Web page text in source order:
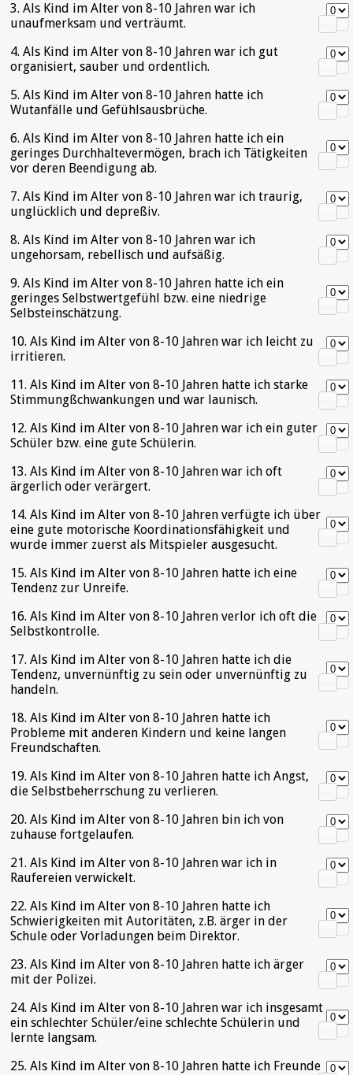
3. Als Kind im Alter von 8-10 Jahren war ich
unaufmerksam und verträumt.
4. Als Kind im Alter von 8-10 Jahren war ich gut
organisiert, sauber und ordentlich.
5. Als Kind im Alter von 8-10 Jahren hatte ich
Wutanfälle und Gefühlsausbrüche.
6. Als Kind im Alter von 8-10 Jahren hatte ich ein
geringes Durchhaltevermögen, brach ich Tätigkeiten
vor deren Beendigung ab.
7. Als Kind im Alter von 8-10 Jahren war ich traurig,
unglücklich und depreßiv.
8. Als Kind im Alter von 8-10 Jahren war ich
ungehorsam, rebellisch und aufsäßig.
9. Als Kind im Alter von 8-10 Jahren hatte ich ein
geringes Selbstwertgefühl bzw. eine niedrige
Selbsteinschätzung.
10. Als Kind im Alter von 8-10 Jahren war ich leicht zu
irritieren.
11. Als Kind im Alter von 8-10 Jahren hatte ich starke
Stimmungßchwankungen und war launisch.
12. Als Kind im Alter von 8-10 Jahren war ich ein guter
Schüler bzw. eine gute Schülerin.
13. Als Kind im Alter von 8-10 Jahren war ich oft
ärgerlich oder verärgert.
14. Als Kind im Alter von 8-10 Jahren verfügte ich über
eine gute motorische Koordinationsfähigkeit und
wurde immer zuerst als Mitspieler ausgesucht.
15. Als Kind im Alter von 8-10 Jahren hatte ich eine
Tendenz zur Unreife.
16. Als Kind im Alter von 8-10 Jahren verlor ich oft die
Selbstkontrolle.
17. Als Kind im Alter von 8-10 Jahren hatte ich die
Tendenz, unvernünftig zu sein oder unvernünftig zu
handeln.
18. Als Kind im Alter von 8-10 Jahren hatte ich
Probleme mit anderen Kindern und keine langen
Freundschaften.
19. Als Kind im Alter von 8-10 Jahren hatte ich Angst,
die Selbstbeherrschung zu verlieren.
20. Als Kind im Alter von 8-10 Jahren bin ich von
zuhause fortgelaufen.
21. Als Kind im Alter von 8-10 Jahren war ich in
Raufereien verwickelt.
22. Als Kind im Alter von 8-10 Jahren hatte ich
Schwierigkeiten mit Autoritäten, z.B. ärger in der
Schule oder Vorladungen beim Direktor.
23. Als Kind im Alter von 8-10 Jahren hatte ich ärger
mit der Polizei.
24. Als Kind im Alter von 8-10 Jahren war ich insgesamt
ein schlechter Schüler/eine schlechte Schülerin und
lernte langsam.
25. Als Kind im Alter von 8-10 Jahren hatte ich Freunde